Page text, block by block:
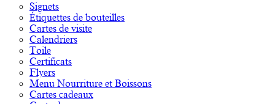
Signets
Étiquettes de bouteilles
Cartes de visite
Calendriers
Toile
Certificats
Flyers
Menu Nourriture et Boissons
Cartes cadeaux